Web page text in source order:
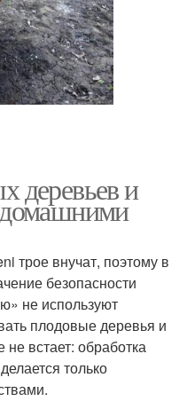
деревьев и
трое внучат, поэтому в
безопасности
не используют
плодовые деревья и
не встает: обработка
только